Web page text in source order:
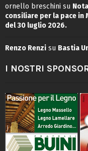
ornello breschini su
consiliare per la pace
del 30 luglio 2026.
Renzo Renzi su Bastia
I NOSTRI